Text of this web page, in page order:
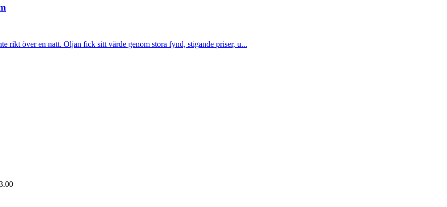
rikt över en natt. Oljan fick sitt värde genom stora fynd, stigande priser, u...